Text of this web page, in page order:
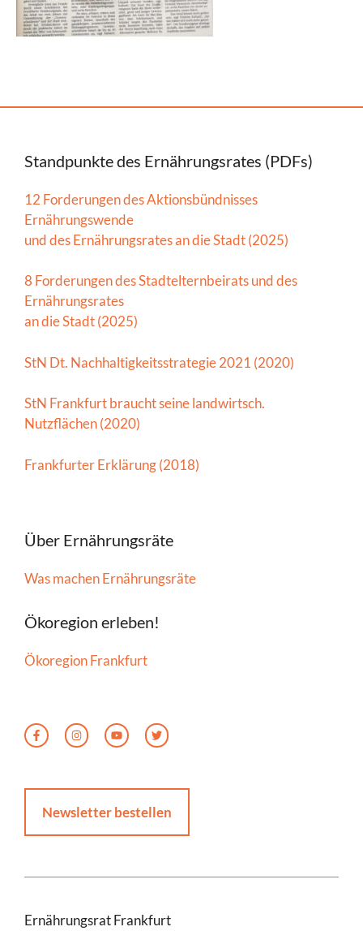
Standpunkte des Ernährungsrates (PDFs)
12 Forderungen des Aktionsbündnisses
Ernährungswende
und des Ernährungsrates an die Stadt (2025)
8 Forderungen des Stadtelternbeirats und des
Ernährungsrates
an die Stadt (2025)
StN Dt. Nachhaltigkeitsstrategie 2021 (2020)
StN Frankfurt braucht seine landwirtsch.
Nutzflächen (2020)
Frankfurter Erklärung (2018)
Über Ernährungsräte
Was machen Ernährungsräte
Ökoregion erleben!
Ökoregion Frankfurt
Newsletter bestellen
Ernährungsrat Frankfurt